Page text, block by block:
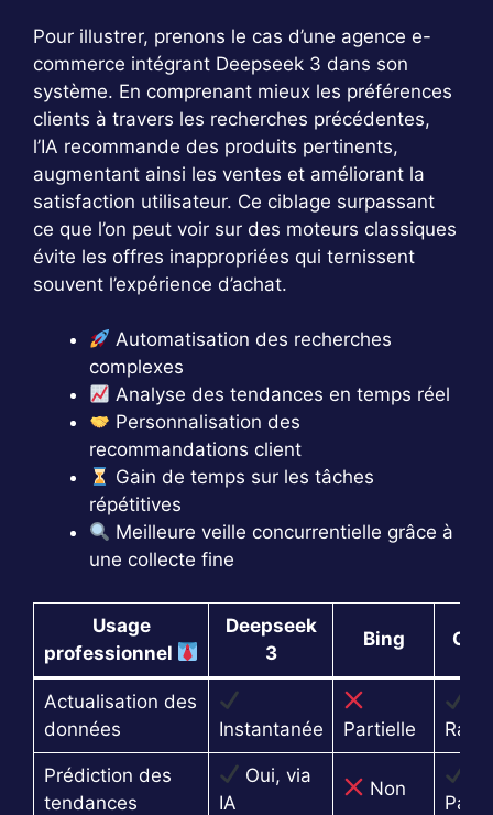
Pour illustrer, prenons le cas d’une agence e-
commerce intégrant Deepseek 3 dans son
système. En comprenant mieux les préférences
clients à travers les recherches précédentes,
l’IA recommande des produits pertinents,
augmentant ainsi les ventes et améliorant la
satisfaction utilisateur. Ce ciblage surpassant
ce que l’on peut voir sur des moteurs classiques
évite les offres inappropriées qui ternissent
souvent l’expérience d’achat.
Automatisation des recherches
complexes
Analyse des tendances en temps réel
Personnalisation des
recommandations client
Gain de temps sur les tâches
répétitives
Meilleure veille concurrentielle grâce à
une collecte fine
Usage
professionnel
Deepseek
3
Bing
Actualisation des
données
Instantanée Partielle
Prédiction des
tendances
Oui, via
IA
Non